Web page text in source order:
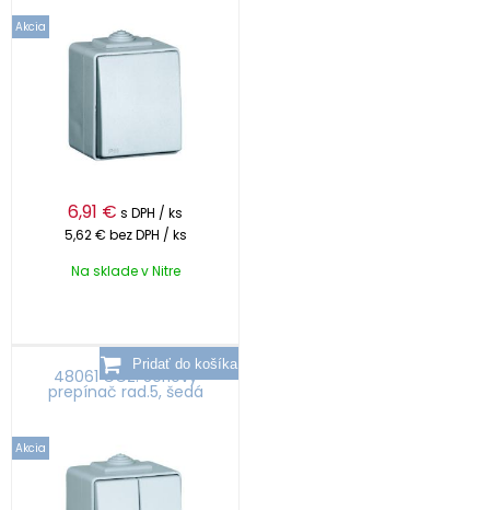
Akcia
6,91 € s DPH / ks
5,62 € bez DPH / ks
Na sklade v Nitre
48061 CCZ: Sériový
prepínač rad.5, šedá
Akcia